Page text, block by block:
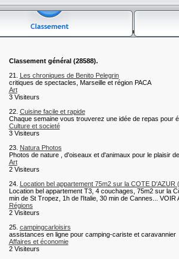
Classement général (28588).
21.
Les chroniques de Benito Pelegrin
critiques de spectacles, Marseille et région PACA
Art
3 Visiteurs
22. Cuisine facile et rapide
Chaque semaine vous trouverez une idée de repas pour
Culture et societé
3 Visiteurs
23. Natura Photos
Photos de nature , d'oiseaux et d'animaux pour le plaisir
Art
2 Visiteurs
24. Location bel appartement 75m2 sur la COTE D'AZUR
Location bel appartement T3, 4 couchages, 75m2 sur la
min de St Tropez, 1h de l'Italie, 30 min de Cannes...
Régions
2 Visiteurs
25. campingcarloisirs
assistances en ligne pour camping-cariste et caravannier
Affaires et économie
2 Visiteurs